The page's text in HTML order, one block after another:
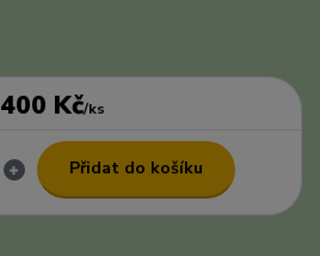
400 Kč/ks
Přidat do košíku